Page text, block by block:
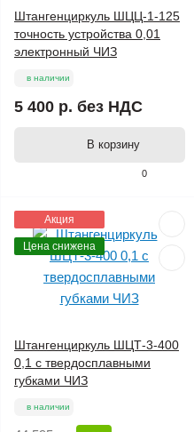
0
Штангенциркуль ШЦЦ-1-125
точность устройства 0,01
электронный ЧИЗ
в наличии
5 400 р. без НДС
В корзину
Акция
Цена снижена
Штангенциркуль ШЦТ-3-400
0,1 с твердосплавными
губками ЧИЗ
в наличии